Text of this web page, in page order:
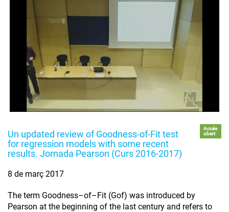
Un updated review of Goodness-of-Fit test
for regression models with some recent
results. Jornada Pearson (Curs 2016-2017)
Accés
obert
8 de març 2017
The term Goodness–of–Fit (Gof) was introduced by
Pearson at the beginning of the last century and refers to